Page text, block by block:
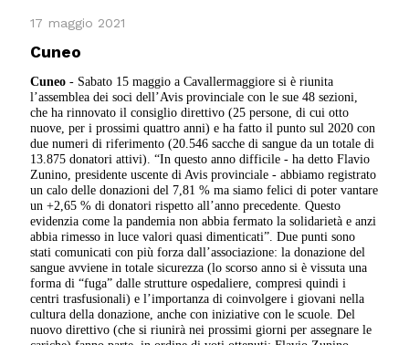
17 maggio 2021
Cuneo
Cuneo - Sabato 15 maggio a Cavallermaggiore si è riunita
l’assemblea dei soci dell’Avis provinciale con le sue 48 sezioni,
che ha rinnovato il consiglio direttivo (25 persone, di cui otto
nuove, per i prossimi quattro anni) e ha fatto il punto sul 2020 con
due numeri di riferimento (20.546 sacche di sangue da un totale di
13.875 donatori attivi). “In questo anno difficile - ha detto Flavio
Zunino, presidente uscente di Avis provinciale - abbiamo registrato
un calo delle donazioni del 7,81 % ma siamo felici di poter vantare
un +2,65 % di donatori rispetto all’anno precedente. Questo
evidenzia come la pandemia non abbia fermato la solidarietà e anzi
abbia rimesso in luce valori quasi dimenticati”. Due punti sono
stati comunicati con più forza dall’associazione: la donazione del
sangue avviene in totale sicurezza (lo scorso anno si è vissuta una
forma di “fuga” dalle strutture ospedaliere, compresi quindi i
centri trasfusionali) e l’importanza di coinvolgere i giovani nella
cultura della donazione, anche con iniziative con le scuole. Del
nuovo direttivo (che si riunirà nei prossimi giorni per assegnare le